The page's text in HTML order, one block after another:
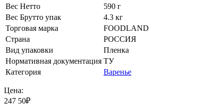
Вес Нетто
590 г
Вес Брутто упак
4.3 кг
Торговая марка
FOODLAND
Страна
РОССИЯ
Вид упаковки
Пленка
Нормативная документация ТУ
Категория
Варенье
Цена:
247 50₽